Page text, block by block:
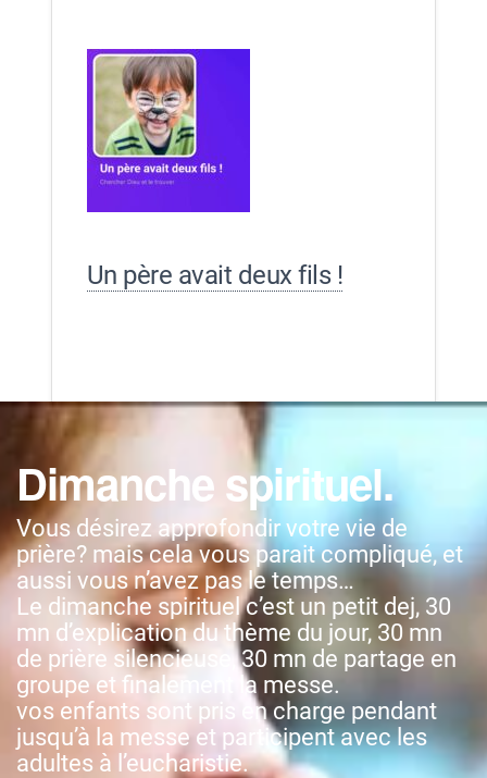
Un père avait deux fils !
Dimanche spirituel.
Vous désirez approfondir votre vie de
prière? mais cela vous parait compliqué, et
aussi vous n’avez pas le temps…
Le dimanche spirituel c’est un petit dej, 30
mn d’explication du thème du jour, 30 mn
de prière silencieuse, 30 mn de partage en
groupe et finalement la messe.
vos enfants sont pris en charge pendant
jusqu’à la messe et participent avec les
adultes à l’eucharistie.